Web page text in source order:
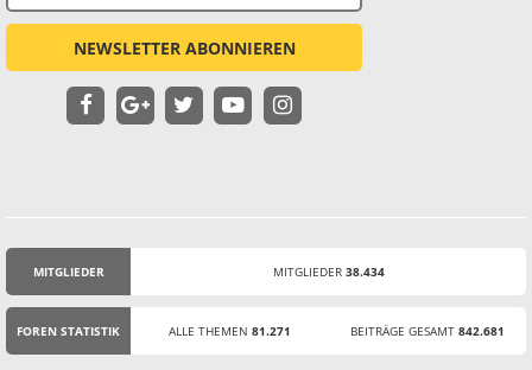
NEWSLETTER ABONNIEREN
MITGLIEDER MITGLIEDER 38.434
FOREN STATISTIK ALLE THEMEN 81.271 BEITRÄGE GESAMT 842.681